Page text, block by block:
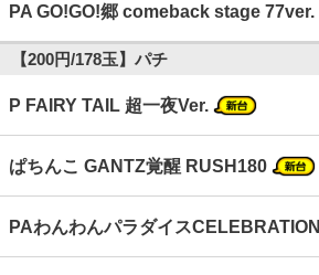
PA GO!GO!郷 comeback stage 77ver.
【200円/178玉】パチ
P FAIRY TAIL 超一夜Ver.
ぱちんこ GANTZ覚醒 RUSH180
PAわんわんパラダイスCELEBRATION